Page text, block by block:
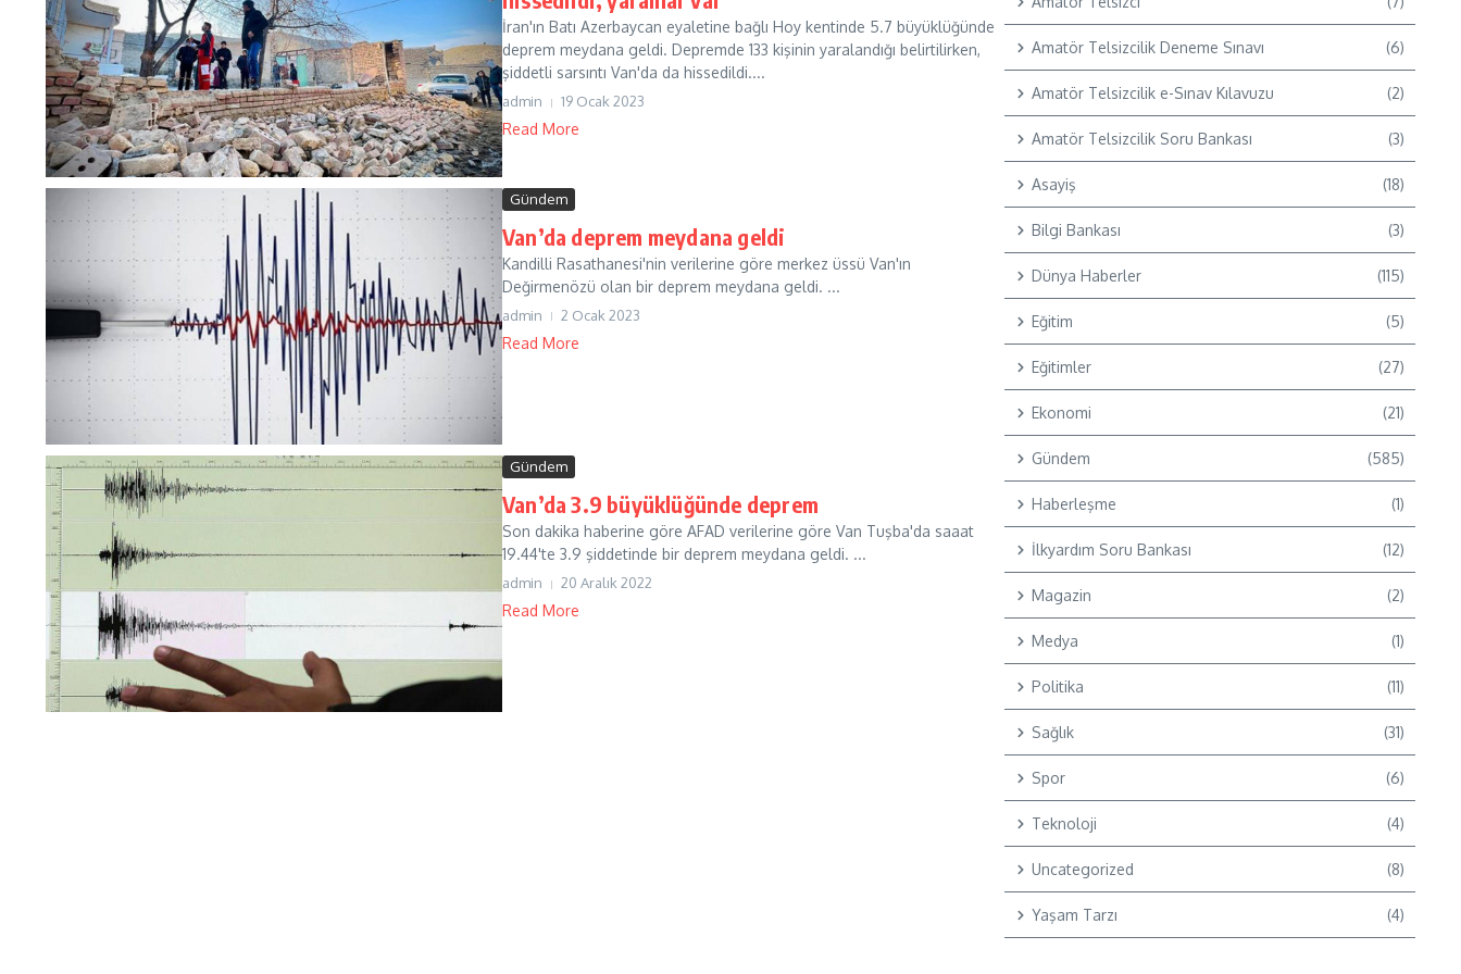
İran'ın Batı Azerbaycan eyaletine bağlı Hoy kentinde 5.7 büyüklüğünde
deprem meydana geldi. Depremde 133 kişinin yaralandığı belirtilirken,
şiddetli sarsıntı Van'da da hissedildi....
admin 19 Ocak 2023
Read More
Gündem
Van’da deprem meydana geldi
Kandilli Rasathanesi'nin verilerine göre merkez üssü Van'ın
Değirmenözü olan bir deprem meydana geldi. ...
admin 2 Ocak 2023
Read More
Gündem
Van’da 3.9 büyüklüğünde deprem
Son dakika haberine göre AFAD verilerine göre Van Tuşba'da saaat
19.44'te 3.9 şiddetinde bir deprem meydana geldi. ...
admin 20 Aralık 2022
Read More
Amatör Telsizcilik Deneme Sınavı (6)
Amatör Telsizcilik e-Sınav Kılavuzu (2)
Amatör Telsizcilik Soru Bankası (3)
Asayiş (18)
Bilgi Bankası (3)
Dünya Haberler (115)
Eğitim (5)
Eğitimler (27)
Ekonomi (21)
Gündem (585)
Haberleşme (1)
İlkyardım Soru Bankası (12)
Magazin (2)
Medya (1)
Politika (11)
Sağlık (31)
Spor (6)
Teknoloji (4)
Uncategorized (8)
Yaşam Tarzı (4)